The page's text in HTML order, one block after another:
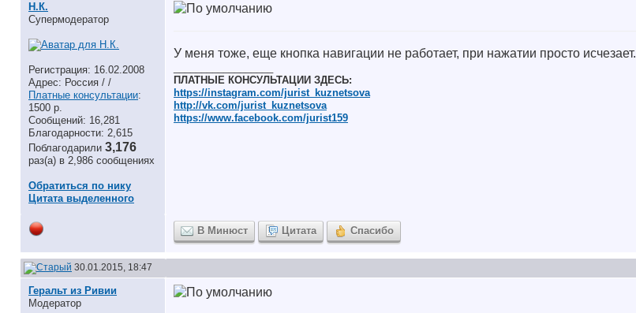
Н.К.
Супермодератор
Регистрация: 16.02.2008
Адрес: Россия / /
Платные консультации:
1500 р.
Сообщений: 16,281
Благодарности: 2,615
Поблагодарили 3,176
раз(а) в 2,986 сообщениях
Обратиться по нику
Цитата выделенного
У меня тоже, еще кнопка навигации не работает, при нажатии просто исчезает.
ПЛАТНЫЕ КОНСУЛЬТАЦИИ ЗДЕСЬ:
https://instagram.com/jurist_kuznetsova
http://vk.com/jurist_kuznetsova
https://www.facebook.com/jurist159
В Минюст Цитата Спасибо
30.01.2015, 18:47
Геральт из Ривии
Модератор